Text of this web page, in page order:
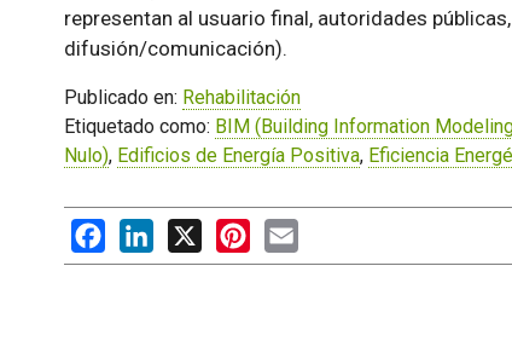
representan al usuario final, autoridades
difusión/comunicación).
Publicado en: Rehabilitación
Etiquetado como: BIM (Building Information
Nulo), Edificios de Energía Positiva, Eficiencia
FacebookLinkedIn
X PinterestEmail